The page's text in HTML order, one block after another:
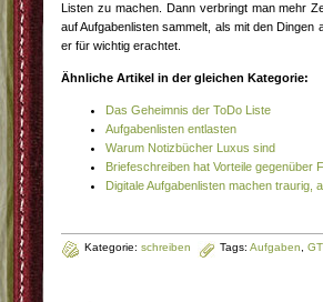
Listen zu machen. Dann verbringt man mehr
auf Aufgabenlisten sammelt, als mit den Dingen
er für wichtig erachtet.
Ähnliche Artikel in der gleichen Kategorie:
Das Geheimnis der ToDo Liste
Aufgabenlisten entlasten
Warum Notizbücher Luxus sind
Briefeschreiben hat Vorteile gegenüber
Digitale Aufgabenlisten machen traurig,
Kategorie: schreiben Tags: Aufgaben,